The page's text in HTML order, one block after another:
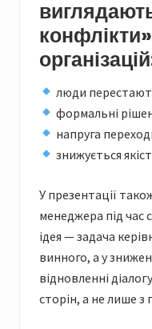
люди
формальні
напруга
знижується
У презентації
менеджера під час
ідея — задача
винного, а у
відновленні
сторін, а не лише з